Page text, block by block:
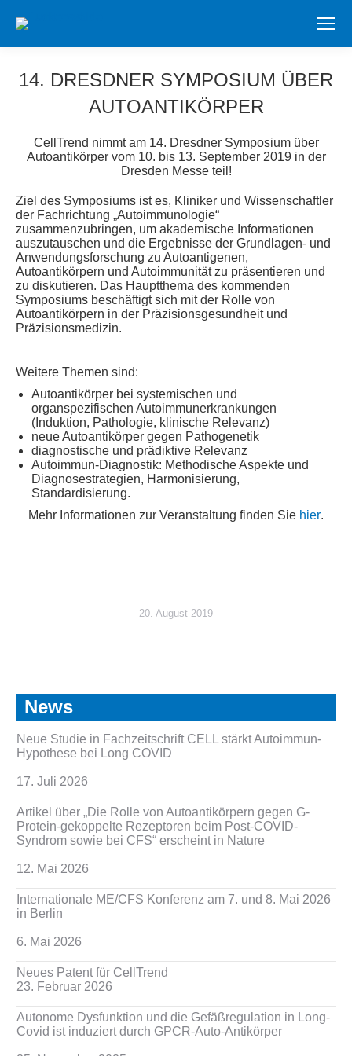
14. DRESDNER SYMPOSIUM ÜBER
AUTOANTIKÖRPER
CellTrend nimmt am 14. Dresdner Symposium über
Autoantikörper vom 10. bis 13. September 2019 in der
Dresden Messe teil!
Ziel des Symposiums ist es, Kliniker und Wissenschaftler
der Fachrichtung „Autoimmunologie“
zusammenzubringen, um akademische Informationen
auszutauschen und die Ergebnisse der Grundlagen- und
Anwendungsforschung zu Autoantigenen,
Autoantikörpern und Autoimmunität zu präsentieren und
zu diskutieren. Das Hauptthema des kommenden
Symposiums beschäftigt sich mit der Rolle von
Autoantikörpern in der Präzisionsgesundheit und
Präzisionsmedizin.
Weitere Themen sind:
Autoantikörper bei systemischen und
organspezifischen Autoimmunerkrankungen
(Induktion, Pathologie, klinische Relevanz)
neue Autoantikörper gegen Pathogenetik
diagnostische und prädiktive Relevanz
Autoimmun-Diagnostik: Methodische Aspekte und
Diagnosestrategien, Harmonisierung,
Standardisierung.
Mehr Informationen zur Veranstaltung finden Sie hier.
20. August 2019
News
Neue Studie in Fachzeitschrift CELL stärkt Autoimmun-
Hypothese bei Long COVID
17. Juli 2026
Artikel über „Die Rolle von Autoantikörpern gegen G-
Protein-gekoppelte Rezeptoren beim Post-COVID-
Syndrom sowie bei CFS“ erscheint in Nature
12. Mai 2026
Internationale ME/CFS Konferenz am 7. und 8. Mai 2026
in Berlin
6. Mai 2026
Neues Patent für CellTrend
23. Februar 2026
Autonome Dysfunktion und die Gefäßregulation in Long-
Covid ist induziert durch GPCR-Auto-Antikörper